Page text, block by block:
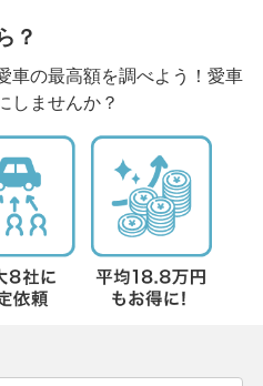
？
車の最高額を調べよう！愛車
しませんか？